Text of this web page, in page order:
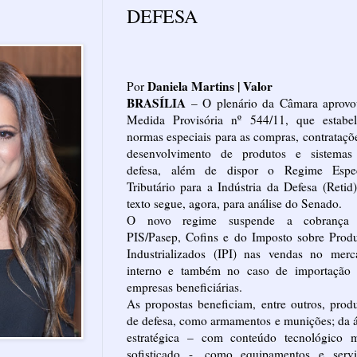
DEFESA
Por Daniela Martins | Valor
BRASÍLIA – O plenário da Câmara
Medida Provisória nº 544/11, que
normas especiais para as compras,
desenvolvimento de produtos e
defesa, além de dispor o Regime
Tributário para a Indústria da Defesa
texto segue, agora, para análise do Senado.
O novo regime suspende a
PIS/Pasep, Cofins e do Imposto sobre
Industrializados (IPI) nas vendas no
interno e também no caso de importação
empresas beneficiárias.
As propostas beneficiam, entre outros,
de defesa, como armamentos e munições; da
estratégica – com conteúdo tecnológico
sofisticado -, como equipamentos e